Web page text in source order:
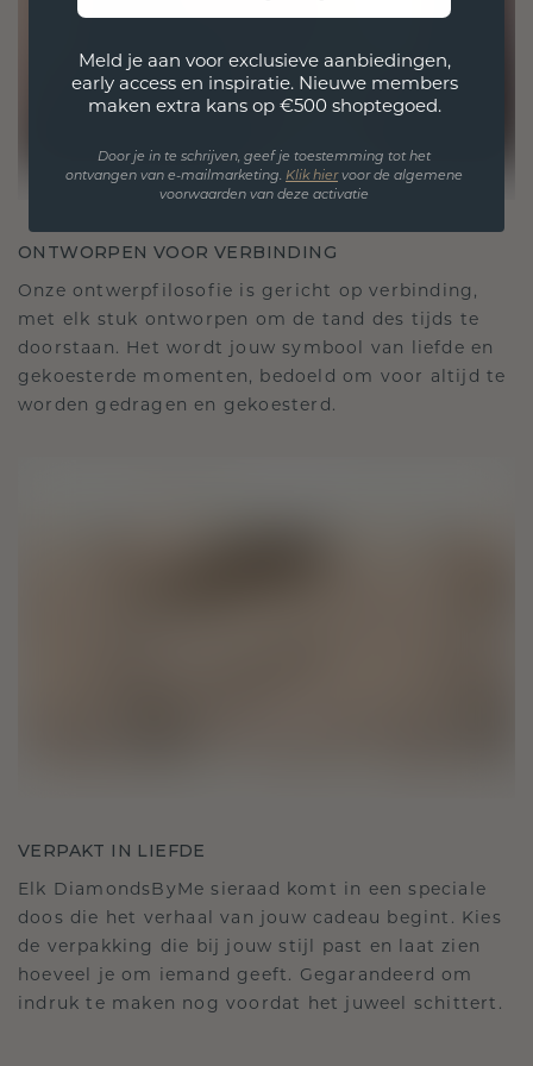
ONTWORPEN VOOR VERBINDING
Onze ontwerpfilosofie is gericht op verbinding,
met elk stuk ontworpen om de tand des tijds te
doorstaan. Het wordt jouw symbool van liefde en
gekoesterde momenten, bedoeld om voor altijd te
worden gedragen en gekoesterd.
VERPAKT IN LIEFDE
Elk DiamondsByMe sieraad komt in een speciale
doos die het verhaal van jouw cadeau begint. Kies
de verpakking die bij jouw stijl past en laat zien
hoeveel je om iemand geeft. Gegarandeerd om
indruk te maken nog voordat het juweel schittert.
Meld je aan voor exclusieve aanbiedingen,
early access en inspiratie. Nieuwe members
maken extra kans op €500 shoptegoed.
Door je in te schrijven, geef je toestemming tot het
ontvangen van e-mailmarketing. Klik hiervoor de algemene
voorwaarden van deze activatie